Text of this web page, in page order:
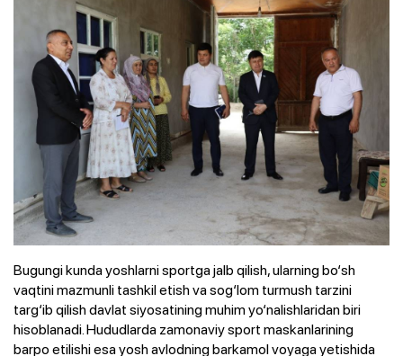
Bugungi kunda yoshlarni sportga jalb qilish, ularning bo‘sh
vaqtini mazmunli tashkil etish va sog‘lom turmush tarzini
targ‘ib qilish davlat siyosatining muhim yo‘nalishlaridan biri
hisoblanadi. Hududlarda zamonaviy sport maskanlarining
barpo etilishi esa yosh avlodning barkamol voyaga yetishida